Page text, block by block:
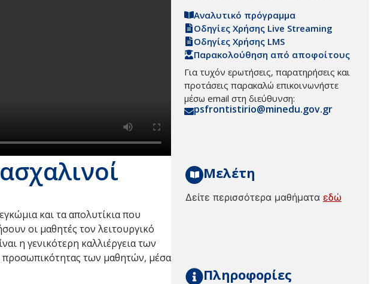
και τα απολυτίκια που
οι μαθητές τον λειτουργικό
η γενικότερη καλλιέργεια των
προσωπικότητας των μαθητών, μέσα
Αναλυτικό πρόγραμμα
Οδηγίες Χρήσης Live Streaming
Οδηγίες Χρήσης LMS
Παρακολούθηση από αποφοίτους
Για τυχόν ερωτήσεις, παρατηρήσεις και
προτάσεις παρακαλώ επικοινωνήστε
μέσω email στη διεύθυνση:
psfrontistirio@minedu.gov.gr
Μελέτη
Δείτε περισσότερα μαθήματα εδώ
Πληροφορίες